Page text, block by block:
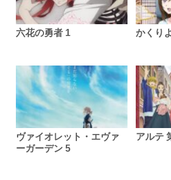
六花の勇者 1 かくり
ヴァイオレット・エヴァ
ーガーデン 5
アルテ